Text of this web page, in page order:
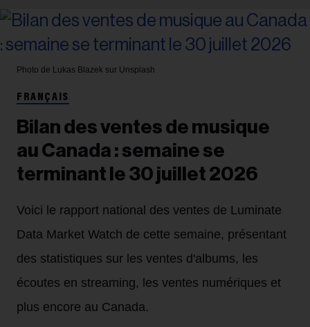
Photo de Lukas Blazek sur Unsplash
FRANÇAIS
Bilan des ventes de musique
au Canada : semaine se
terminant le 30 juillet 2026
Voici le rapport national des ventes de Luminate
Data Market Watch de cette semaine, présentant
des statistiques sur les ventes d'albums, les
écoutes en streaming, les ventes numériques et
plus encore au Canada.